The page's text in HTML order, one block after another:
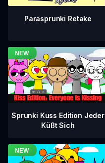
Parasprunki Retake
Sprunki Kuss Edition Jeder
Küßt Sich